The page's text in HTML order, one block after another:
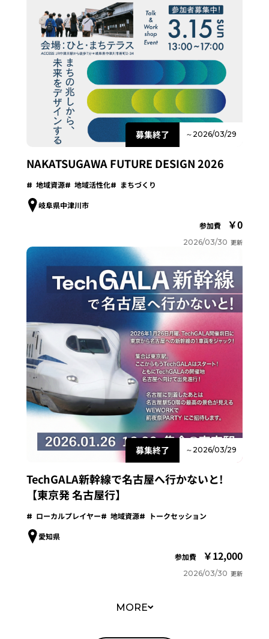
募集終了 ～2026/03/29
NAKATSUGAWA FUTURE DESIGN 2026
地域資源 地域活性化 まちづくり
岐阜県中津川市
参加費
0
2026/03/30 更新
募集終了 ～2026/03/29
TechGALA新幹線で名古屋へ行かないと!
【東京発 名古屋行】
ローカルプレイヤー 地域資源 トークセッション
愛知県
参加費
12,000
2026/03/30 更新
MORE